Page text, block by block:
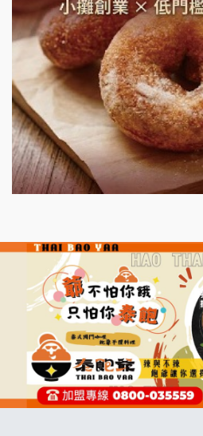
鮮茶道加盟說明會
微風亭鐵板燒加盟說明會
漫步藍咖啡加盟說明會
明石章魚燒加盟說明會
出櫃加盟說明會
七盞茶加盟說明會
拉亞漢堡加盟說明會
杜芳子古味茶鋪加盟說明會
優握握×酸奶大獅加盟說明會